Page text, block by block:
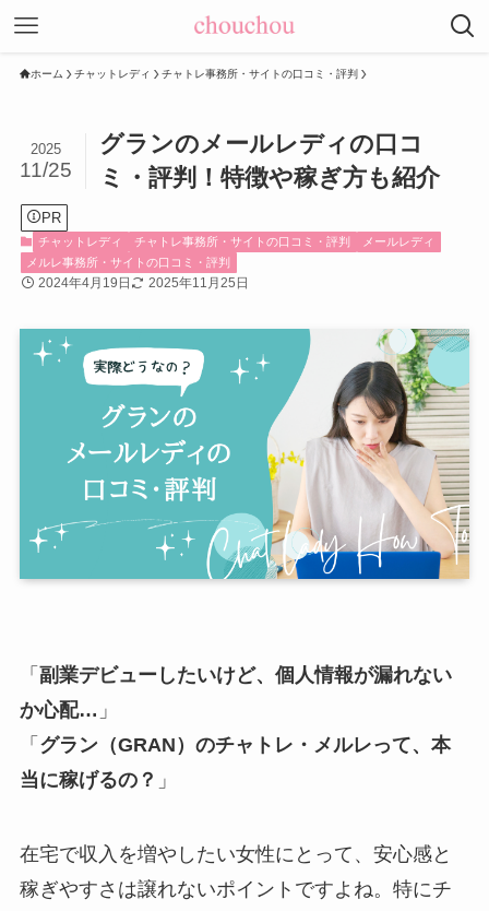
ホーム チャットレディ チャトレ事務所・サイトの口コミ・評判
グランのメールレディの口コ
ミ・評判！特徴や稼ぎ方も紹介
2025
11/25
PR
チャットレディ チャトレ事務所・サイトの口コミ・評判
メールレディ
メルレ事務所・サイトの口コミ・評判
2024年4月19日 2025年11月25日
「 副業デビューしたいけど、個人情報が漏れない
か心配… 」
「 グラン（GRAN）のチャトレ・メルレって、本
当に稼げるの？ 」
在宅で収入を増やしたい女性にとって、安心感と
稼ぎやすさは譲れないポイントですよね。特にチ